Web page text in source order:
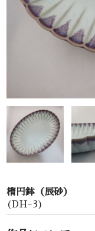
楕円鉢（辰砂）
(DH-3)